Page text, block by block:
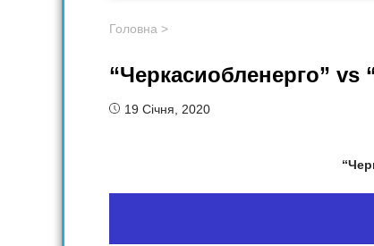
Головна >
“Черкасиобленерго”
19 Січня, 2020